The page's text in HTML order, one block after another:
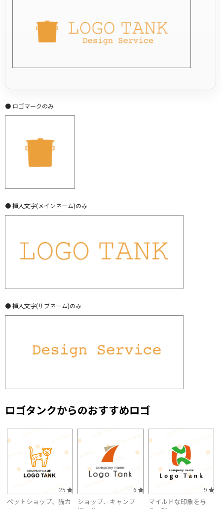
● ロゴマークのみ
● 挿入文字(メインネーム)のみ
● 挿入文字(サブネーム)のみ
ロゴタンクからのおすすめロゴ
25
ペットショップ、猫カ
6
ショップ、キャンプ
9
マイルドな印象を与